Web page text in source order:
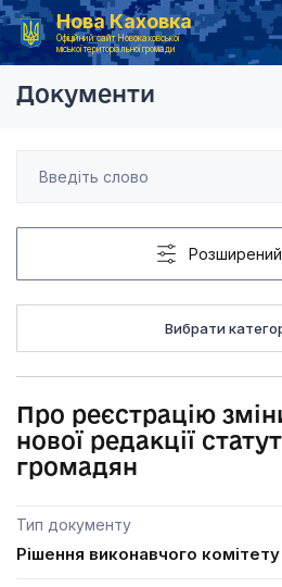
Нова Каховка
Офіційний сайт Новокаховської
міської територіальної громади
Головна
Документи
Вибрати
Про реєстрацію
нової редакції
громадян
Тип документу
Рішення виконавчого комітету